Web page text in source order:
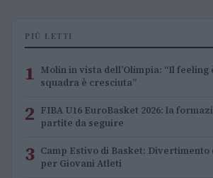
PIÙ LETTI
1 Molin in vista dell’Olimpia: “Il feeling
squadra è cresciuta”
2 FIBA U16 EuroBasket 2026: la
partite da seguire
3 Camp Estivo di Basket:
per Giovani Atleti